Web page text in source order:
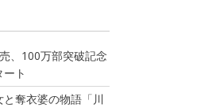
、100万部突破記念
ト
奪衣婆の物語「川